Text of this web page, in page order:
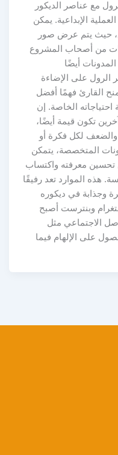
مع عناصر الديكور
الإبداعية. يمكن
حيث يتم عرض صور
من أصحاب المشروع
أيضًا
على الإضاءة
القارئ فهمًا أفضل
الخاصة. إن
تكون قيمة أيضًا،
لكل فكرة أو
المتخصصة، يتمكن
معرفته واكتساب
الموارد تعد رفيقًا
وجذابة في ديكوره
وبنترست أصبح
مثل
على الإلهام فيما